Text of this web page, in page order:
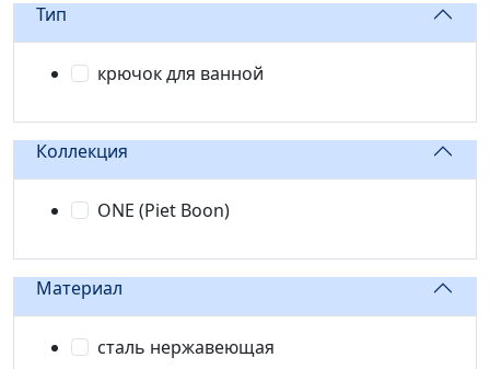
Тип
крючок для ванной
Коллекция
ONE (Piet Boon)
Материал
сталь нержавеющая